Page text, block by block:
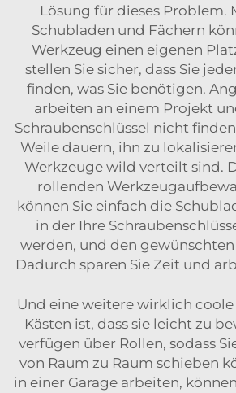
Lösung für dieses Problem.
Schubladen und Fächern
Werkzeug einen eigenen
stellen Sie sicher, dass Sie
finden, was Sie benötigen.
arbeiten an einem Projekt
Schraubenschlüssel nicht
Weile dauern, ihn zu
Werkzeuge wild verteilt sind.
rollenden
können Sie einfach die
in der Ihre
werden, und den
Dadurch sparen Sie Zeit und
Und eine weitere wirklich coole
Kästen ist, dass sie leicht zu
verfügen über Rollen, sodass
von Raum zu Raum schieben
in einer Garage arbeiten,